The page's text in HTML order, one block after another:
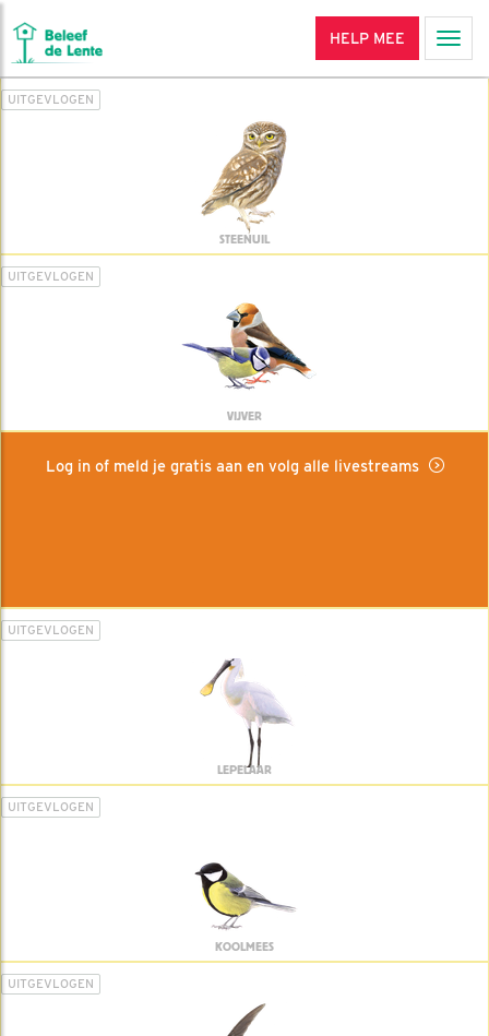
HELP MEE
UITGEVLOGEN
STEENUIL
UITGEVLOGEN
VIJVER
Log in of meld je gratis aan en volg alle livestreams
UITGEVLOGEN
LEPELAAR
UITGEVLOGEN
KOOLMEES
UITGEVLOGEN